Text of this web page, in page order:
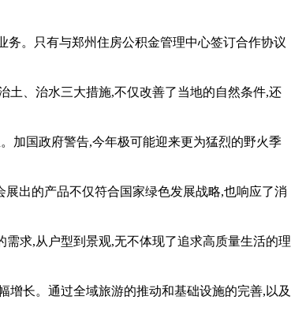
务。只有与郑州住房公积金管理中心签订合作协议
土、治水三大措施,不仅改善了当地的自然条件,还
加国政府警告,今年极可能迎来更为猛烈的野火季
出的产品不仅符合国家绿色发展战略,也响应了消
求,从户型到景观,无不体现了追求高质量生活的理
长。通过全域旅游的推动和基础设施的完善,以及